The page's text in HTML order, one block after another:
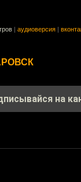
аудиоверсия
на